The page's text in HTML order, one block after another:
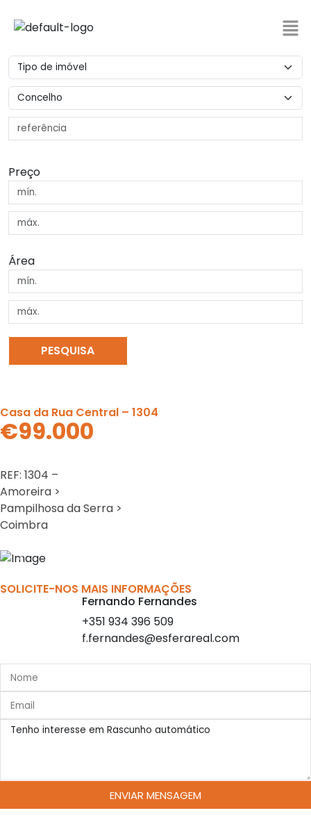
Preço
Área
PESQUISA
Casa da Rua Central – 1304
€99.000
REF: 1304 –
Amoreira >
Pampilhosa da Serra >
Coimbra
Previous
SOLICITE-NOS MAIS INFORMAÇÕES
Fernando Fernandes
+351 934 396 509
f.fernandes@esferareal.com
ENVIAR MENSAGEM